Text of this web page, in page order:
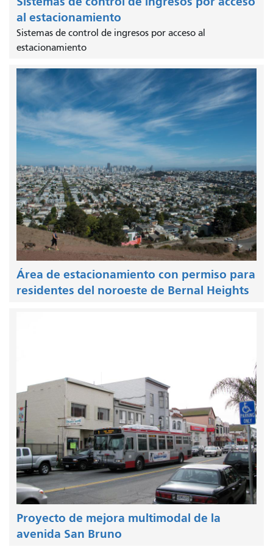
al estacionamiento
Sistemas de control de ingresos por acceso al
estacionamiento
Área de estacionamiento con permiso para
residentes del noroeste de Bernal Heights
Proyecto de mejora multimodal de la
avenida San Bruno